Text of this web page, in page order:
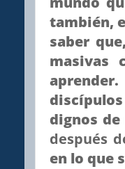
también,
saber
masivas
dignos
después
en lo que